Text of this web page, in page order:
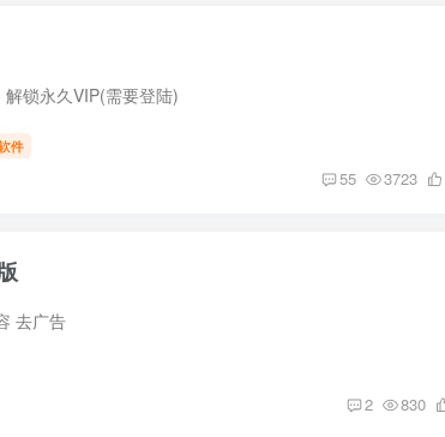
锁永久VIP(需要登陆)
件
55 3723
去广告
2 830